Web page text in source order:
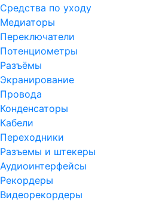
Средства по уходу
Медиаторы
Переключатели
Потенциометры
Разъёмы
Экранирование
Провода
Конденсаторы
Кабели
Переходники
Разъемы и штекеры
Аудиоинтерфейсы
Рекордеры
Видеорекордеры